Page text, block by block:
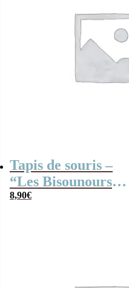
Tapis de souris –
“Les Bisounours”
– Multicolore
8,90€